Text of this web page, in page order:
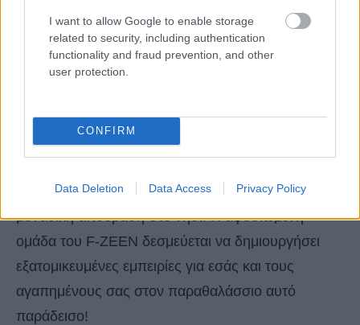
I want to allow Google to enable storage
related to security, including authentication
functionality and fraud prevention, and other
user protection.
CONFIRM
Data Deletion Data Access Privacy Policy
παραλία 250 μέτρων με λευκή άμμο, οι
παραθαλάσσιες εγκαταστάσεις προσφέρουν μια
αυθεντική απόδραση στο νησί με εγκαταστάσεις
Απολαύστε κομψά σχεδιασμένα δωμάτια και
σουίτες, απολαυστικό φαγητό και καθηλωτικές
ομορφιά και τον πολιτισμό της Ζανζιβάρης για μια
μοναδική απόδραση στο νησί. Η αφοσιωμένη
ομάδα του F-ZEEN δεσμεύεται να δημιουργήσει
εξατομικευμένες εμπειρίες για εσάς και τους
αγαπημένους σας στον παραθαλάσσιο αυτό
παράδεισο!